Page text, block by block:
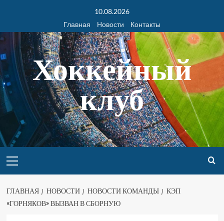
10.08.2026
Главная
Новости Контакты
Хоккейный
клуб
ГЛАВНАЯ НОВОСТИ НОВОСТИ КОМАНДЫ
КЭП
«ГОРНЯКОВ» ВЫЗВАН В СБОРНУЮ